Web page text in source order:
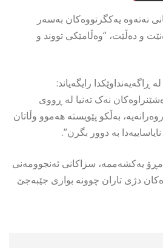
نەتەوە یەکگرتووەکان بەسەر
و دەڵێت، “وەڵامێکی تووند و
رایگەیاند:
نەک تەنیا لە ڕووی
بەڵکو پێویستە هەموو وڵاتان
بە دوور بگرن”.
ئەمڕۆ یەکشەممە، سزاکانی ئەنجوومەنی
دژی تاران چوونە بواری جێبەجێ